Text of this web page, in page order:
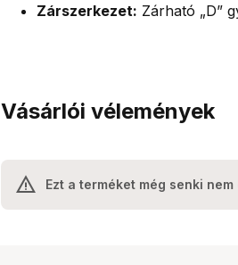
Zárszerkezet: Zárható „D”
Vásárlói vélemények
Ezt a terméket még senki